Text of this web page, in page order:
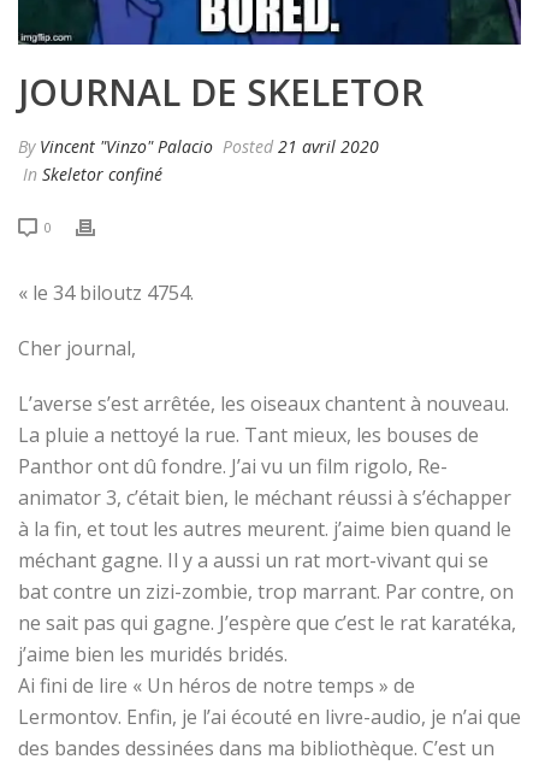
JOURNAL DE SKELETOR
By Vincent "Vinzo" Palacio Posted 21 avril 2020
In Skeletor confiné
0
« le 34 biloutz 4754.
Cher journal,
L’averse s’est arrêtée, les oiseaux chantent à nouveau.
La pluie a nettoyé la rue. Tant mieux, les bouses de
Panthor ont dû fondre. J’ai vu un film rigolo, Re-
animator 3, c’était bien, le méchant réussi à s’échapper
à la fin, et tout les autres meurent. j’aime bien quand le
méchant gagne. Il y a aussi un rat mort-vivant qui se
bat contre un zizi-zombie, trop marrant. Par contre, on
ne sait pas qui gagne. J’espère que c’est le rat karatéka,
j’aime bien les muridés bridés.
Ai fini de lire « Un héros de notre temps » de
Lermontov. Enfin, je l’ai écouté en livre-audio, je n’ai que
des bandes dessinées dans ma bibliothèque. C’est un